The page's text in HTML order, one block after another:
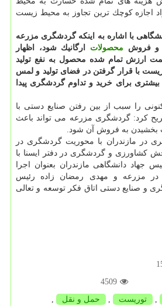
اجازه كوچك ترین تجاوز به محیط زیست
با اشاره به اینكه گردشگری مزرعه
و فروش محصولات ارگانیك شود، اظهار
ارزش تمام شده محصول به نفع تولید
با قرار گرفتن در فضای تولید و لمس
برای خرید و تداوم گردشگری پیدا
را سبب از بین رفتن صنایع دستی با
كرد: گردشگری مزرعه می تواند باعث
بخشیدن به فروش آن شود.
مازندران با محوریت گردشگری در
كشاورزی و گردشگری در دفتر ایسنا با
جهاد دانشگاهی مازندران بعنوان اجرا
در مزرعه و مهدی رمضان زاده رئیس
و صنایع دستی اتاق فكر توسعه و تعالی
4509
, توریست , حمل و نقل
,